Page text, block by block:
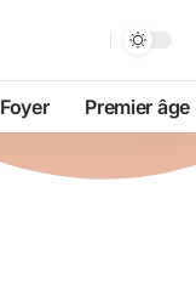
Foyer Premier âge